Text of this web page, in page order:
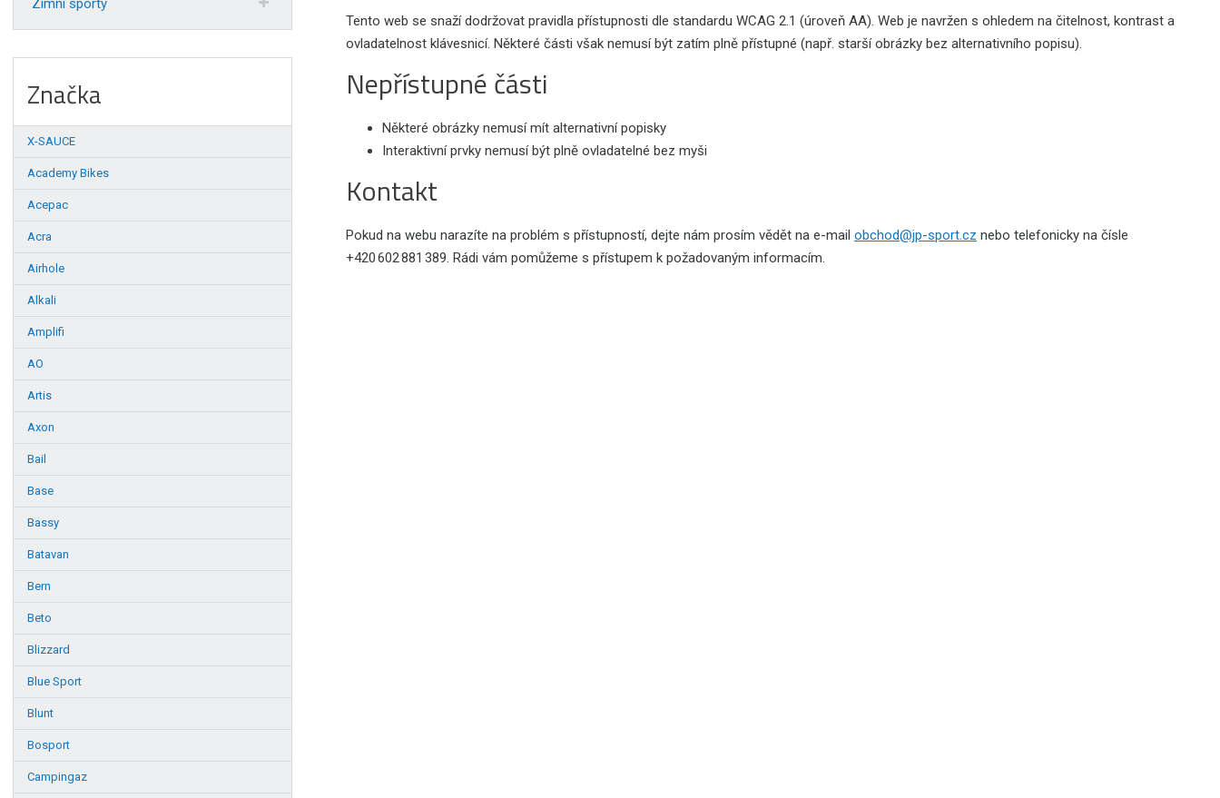
Tento web se snaží dodržovat pravidla přístupnosti dle standardu WCAG 2.1 (úroveň AA). Web je navržen s ohledem na čitelnost, kontrast a
ovladatelnost klávesnicí. Některé části však nemusí být zatím plně přístupné (např. starší obrázky bez alternativního popisu).
Nepřístupné části
Některé obrázky nemusí mít alternativní popisky
Interaktivní prvky nemusí být plně ovladatelné bez myši
Kontakt
Pokud na webu narazíte na problém s přístupností, dejte nám prosím vědět na e-mail obchod@jp-sport.cz nebo telefonicky na čísle
+420 602 881 389. Rádi vám pomůžeme s přístupem k požadovaným informacím.
Zimní sporty
Značka
X-SAUCE
Academy Bikes
Acepac
Acra
Airhole
Alkali
Amplifi
AO
Artis
Axon
Bail
Base
Bassy
Batavan
Bern
Beto
Blizzard
Blue Sport
Blunt
Bosport
Campingaz